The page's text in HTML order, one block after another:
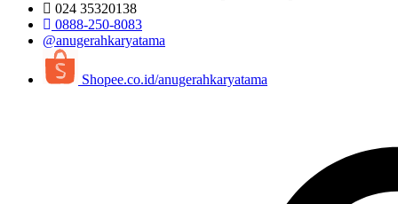
024 35320138
0888-250-8083
@anugerahkaryatama
Shopee.co.id/anugerahkaryatama